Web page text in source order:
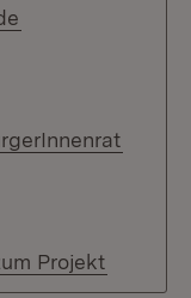
Projekt